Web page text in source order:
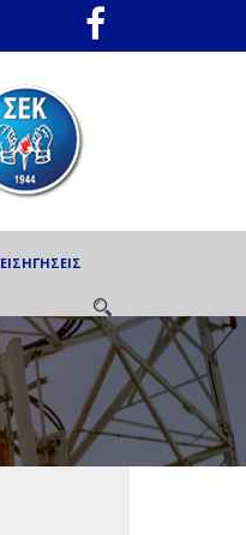
ΕΙΣΗΓΗΣΕΙΣ